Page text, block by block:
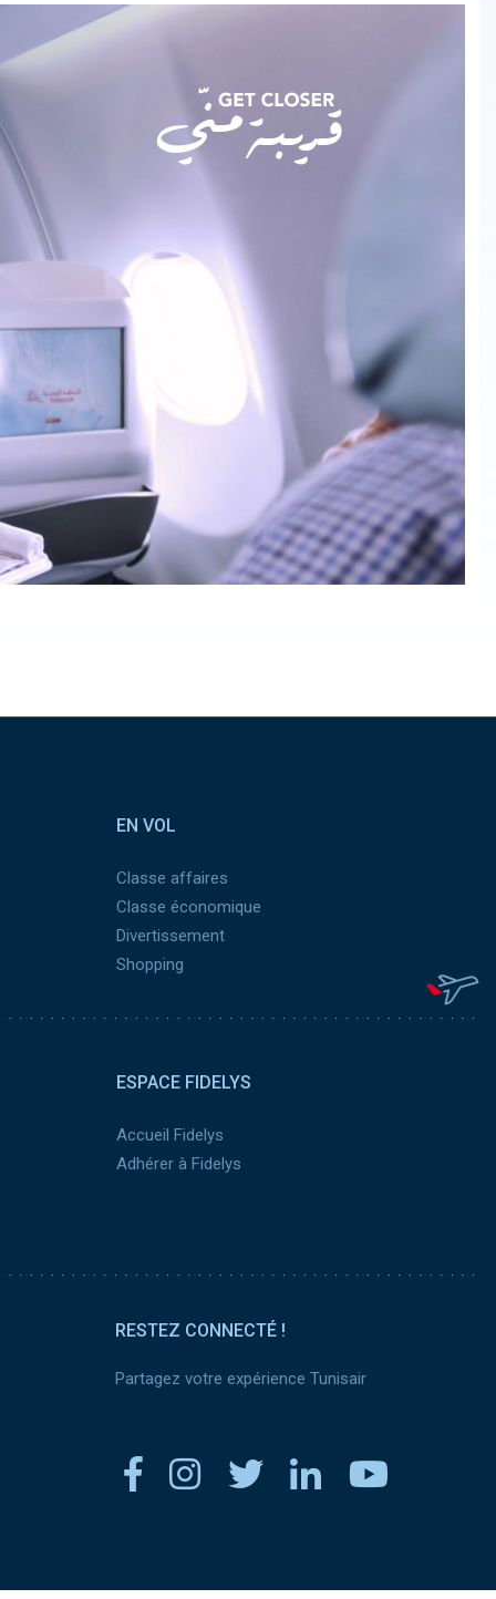
EN VOL
Classe affaires
Classe économique
Divertissement
Shopping
ESPACE FIDELYS
Accueil Fidelys
Adhérer à Fidelys
RESTEZ CONNECTÉ !
Partagez votre expérience Tunisair